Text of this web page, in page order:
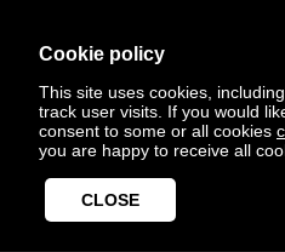
Cookie policy
This site uses cookies,
track user visits. If you would
consent to some or all cookies
you are happy to receive all
CLOSE